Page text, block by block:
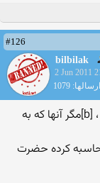
#126
bilbilak
2 Jun 2011
ارسالها: 1079
elena: و نيز زنان شوهر دار بر شما حرام شده اند ، [b]مگر آنها که به
کرده حضرت